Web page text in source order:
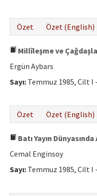
Özet
Özet (English)
Millîleşme ve
Ergün Aybars
Sayı: Temmuz 1985, Cilt I -
Özet
Özet (English)
Batı Yayın
Cemal Enginsoy
Sayı: Temmuz 1985, Cilt I -